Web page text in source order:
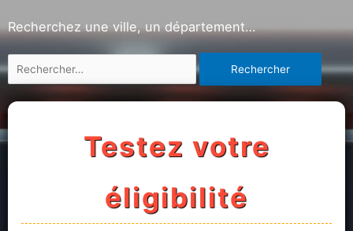
Recherchez une ville, un département…
Testez votre
éligibilité